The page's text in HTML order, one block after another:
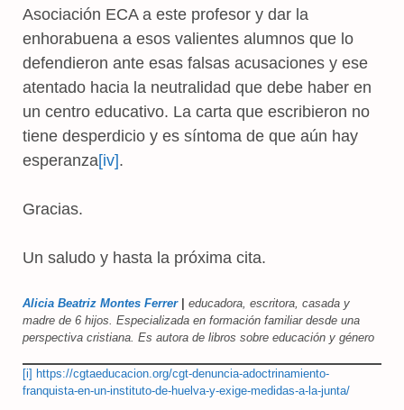
Asociación ECA a este profesor y dar la
enhorabuena a esos valientes alumnos que lo
defendieron ante esas falsas acusaciones y ese
atentado hacia la neutralidad que debe haber en
un centro educativo. La carta que escribieron no
tiene desperdicio y es síntoma de que aún hay
esperanza[iv].
Gracias.
Un saludo y hasta la próxima cita.
Alicia Beatriz Montes Ferrer| educadora, escritora, casada y
madre de 6 hijos. Especializada en formación familiar desde una
perspectiva cristiana. Es autora de libros sobre educación y género
[i] https://cgtaeducacion.org/cgt-denuncia-adoctrinamiento-
franquista-en-un-instituto-de-huelva-y-exige-medidas-a-la-junta/